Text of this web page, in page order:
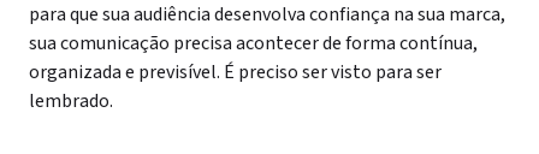
para que sua audiência desenvolva confiança na sua marca,
sua comunicação precisa acontecer de forma contínua,
organizada e previsível. É preciso ser visto para ser
lembrado.